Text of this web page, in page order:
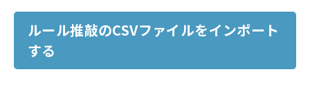
ルール推敲のCSVファイルをインポート
する